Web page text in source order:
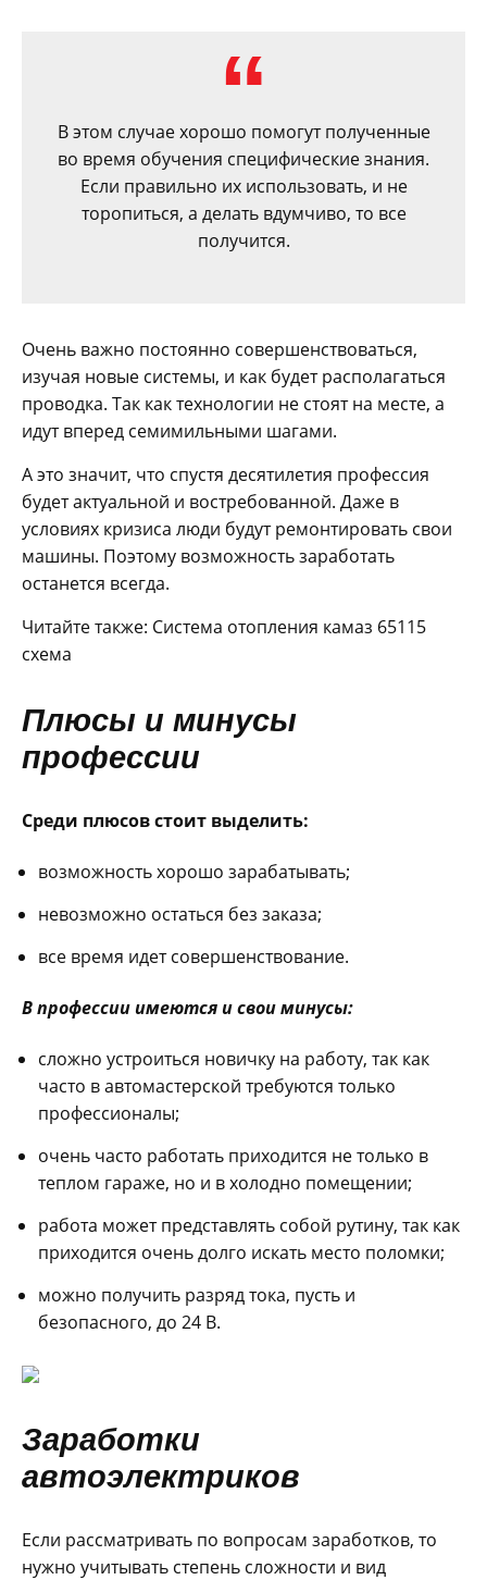
В этом случае хорошо помогут полученные
во время обучения специфические знания.
Если правильно их использовать, и не
торопиться, а делать вдумчиво, то все
получится.
Очень важно постоянно совершенствоваться,
изучая новые системы, и как будет располагаться
проводка. Так как технологии не стоят на месте, а
идут вперед семимильными шагами.
А это значит, что спустя десятилетия профессия
будет актуальной и востребованной. Даже в
условиях кризиса люди будут ремонтировать свои
машины. Поэтому возможность заработать
останется всегда.
Читайте также: Система отопления камаз 65115
схема
Плюсы и минусы
профессии
Среди плюсов стоит выделить:
возможность хорошо зарабатывать;
невозможно остаться без заказа;
все время идет совершенствование.
В профессии имеются и свои минусы:
сложно устроиться новичку на работу, так как
часто в автомастерской требуются только
профессионалы;
очень часто работать приходится не только в
теплом гараже, но и в холодно помещении;
работа может представлять собой рутину, так как
приходится очень долго искать место поломки;
можно получить разряд тока, пусть и
безопасного, до 24 В.
Заработки
автоэлектриков
Если рассматривать по вопросам заработков, то
нужно учитывать степень сложности и вид